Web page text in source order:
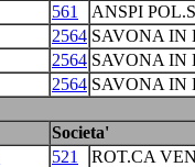
561
ANSPI
2564 SAVONA IN
2564 SAVONA IN
2564 SAVONA IN
Societa'
521
ROT.CA